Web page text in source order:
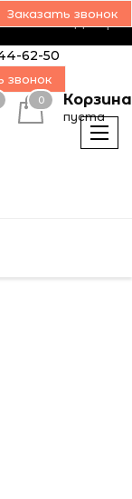
Наш блог Дилерам
62-50
звонок
0 Корзина
пуста
Заказать звонок